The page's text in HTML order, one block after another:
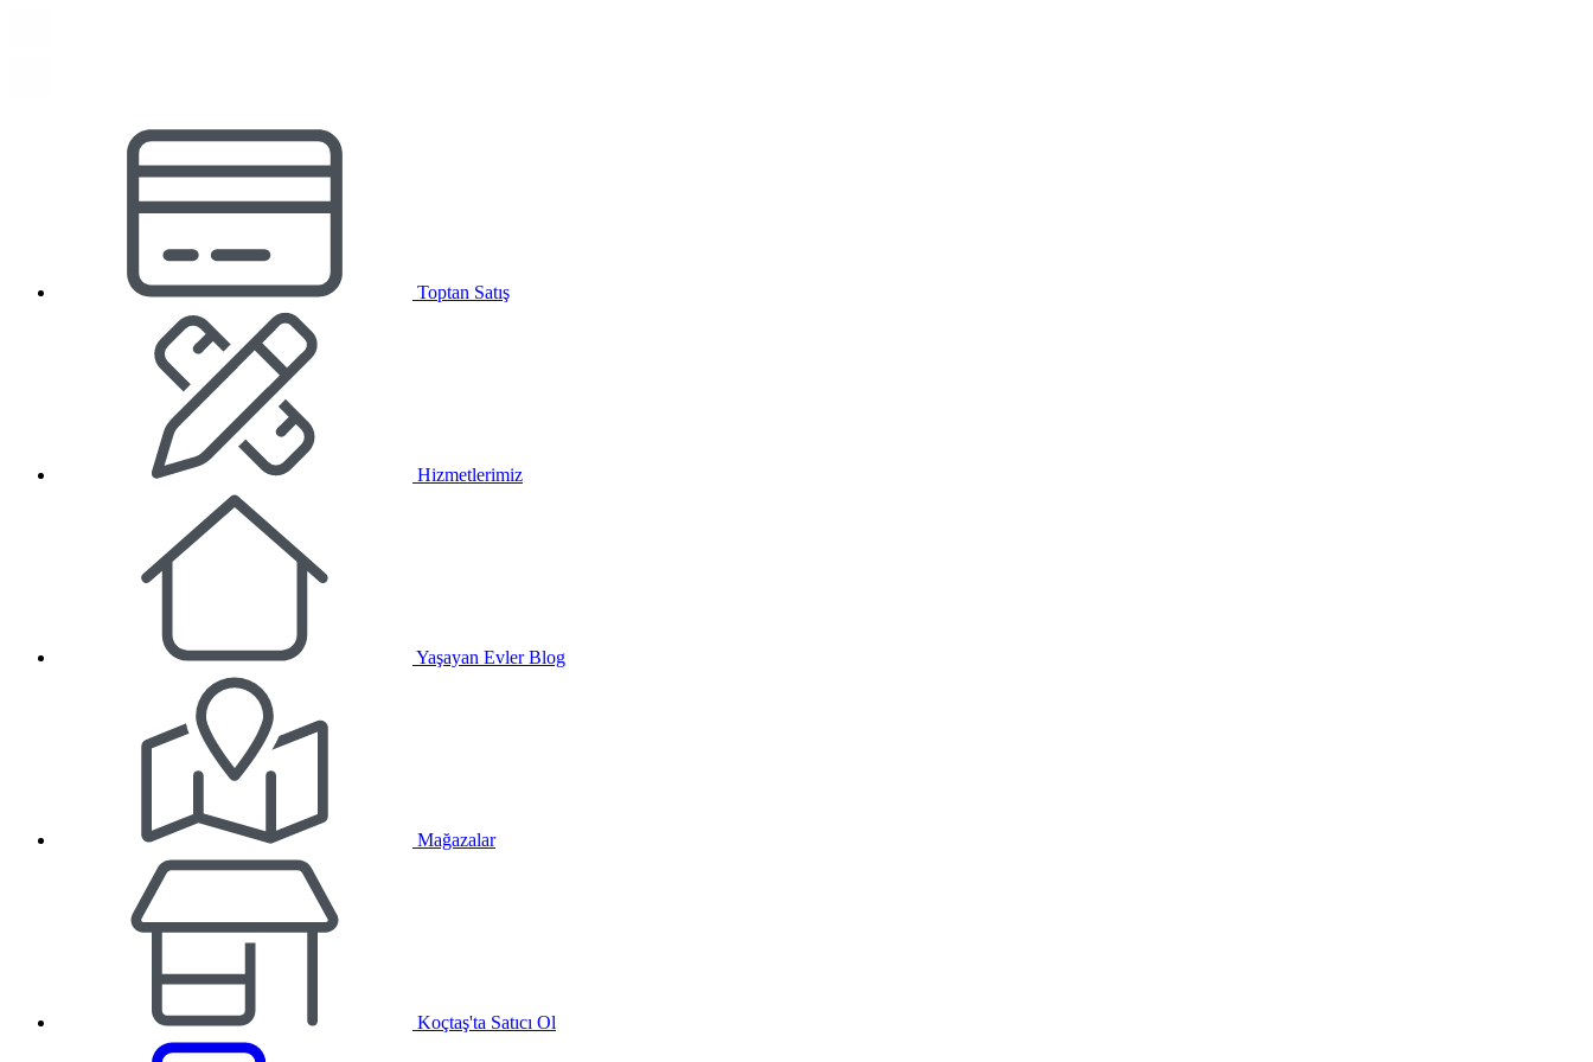
Toptan Satış
Hizmetlerimiz
Yaşayan Evler Blog
Mağazalar
Koçtaş'ta Satıcı Ol